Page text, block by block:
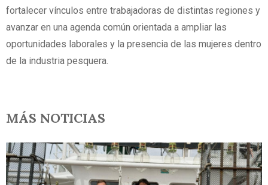
fortalecer vínculos entre trabajadoras de distintas regiones y
avanzar en una agenda común orientada a ampliar las
oportunidades laborales y la presencia de las mujeres dentro
de la industria pesquera.
MÁS NOTICIAS